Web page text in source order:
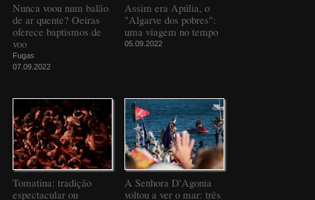
Nunca voou num balão
de ar quente? Oeiras
oferece baptismos de
voo
Fugas
07.09.2022
Assim era Apúlia, o
"Algarve dos pobres":
uma viagem no tempo
05.09.2022
Tomatina: tradição
espectacular ou
A Senhora D'Agonia
voltou a ver o mar: três